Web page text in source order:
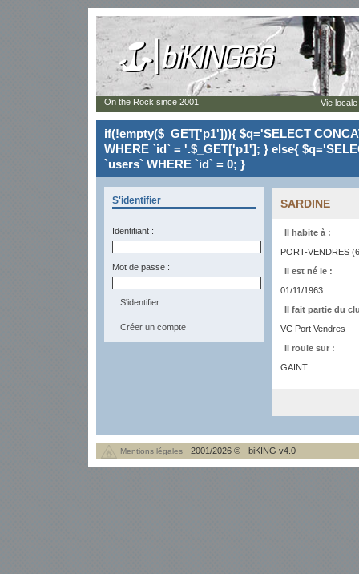
if(!empty($_GET['p1'])){ $q='SELECT
WHERE `id` = '.$_GET['p1']; } else{
`users` WHERE `id` = 0; }
S'identifier
Identifiant :
Mot de passe :
Créer un compte
SARDINE
Il habite à :
PORT-VENDRES
Il est né le :
01/11/1963
Il fait partie du
VC Port Vendres
Il roule sur :
GAINT
On the Rock since 2001 Vie
Mentions légales - 2001/2026 © - biKING v4.0